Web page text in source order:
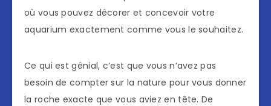
où vous pouvez décorer et concevoir votre
aquarium exactement comme vous le souhaitez.
Ce qui est génial, c’est que vous n’avez pas
besoin de compter sur la nature pour vous donner
la roche exacte que vous aviez en tête. De